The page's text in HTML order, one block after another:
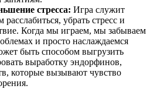
стресса: Игра служит
убрать стресс и
Когда мы играем, мы забываем
и просто наслаждаемся
быть способом выгрузить
выработку эндорфинов,
которые вызывают чувство